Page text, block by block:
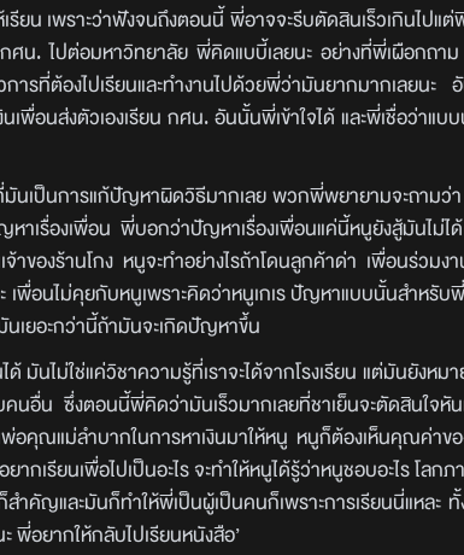
รียน เพราะว่าฟังจนถึงตอนนี้ พี่อาจจะรีบตัดสินเร็วเกินไปแ
กศน. ไปต่อมหาวิทยาลัย พี่คิดแบบี้เลยนะ อย่างที่พี่เผือก
รที่ต้องไปเรียนและทำงานไปด้วยพี่ว่ามันยากมากเลยนะ
เพื่อนส่งตัวเองเรียน กศน. อันนั้นพี่เข้าใจได้ และพี่เชื่อว่าแบ
นการแก้ปัญหาผิดวิธีมากเลย พวกพี่พยายามจะถามว่า
าเรื่องเพื่อน พี่บอกว่าปัญหาเรื่องเพื่อนแค่นี้หนูยังสู้มันไม่
าของร้านโกง หนูจะทำอย่างไรถ้าโดนลูกค้าด่า เพื่อนร่วม
เพื่อนไม่คุยกับหนูเพราะคิดว่าหนูเกเร ปัญหาแบบนั้นสำหรั
นเยอะกว่านี้ถ้ามันจะเกิดปัญหาขึ้น
ม่ใช่แค่วิชาความรู้ที่เราจะได้จากโรงเรียน แต่มันยังหมา
อื่น ซึ่งตอนนี้พี่คิดว่ามันเร็วมากเลยที่ชาเย็นจะตัดสินใจหัน
ณแม่ลำบากในการหาเงินมาให้หนู หนูก็ต้องเห็นคุณค่าขอ
ากเรียนเพื่อไปเป็นอะไร จะทำให้หนูได้รู้ว่าหนูชอบอะไร โ
ก็สำคัญและมันก็ทำให้พี่เป็นผู้เป็นคนก็เพราะการเรียนนี่แห
อยากให้กลับไปเรียนหนังสือ’